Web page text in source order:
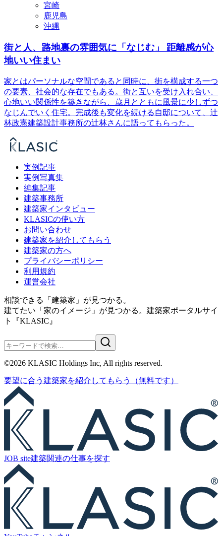
宮崎
鹿児島
沖縄
街と人、路地裏の雰囲気に「なじむ」 距離感が心
地いい住まい
家とはパーソナルな空間であると同時に、街を構成する一つ
の要素、社会的な存在でもある。街と互いを受け入れ合い、
心地いい関係性を築きながら、歳月とともに風景に少しずつ
なじんでいく住宅。完成後も変化を続ける自邸について、辻
林政憲建築設計事務所の辻林さんに語ってもらった。
実例記事
実例写真集
編集記事
建築事務所
建築家インタビュー
KLASICの使い方
お問い合わせ
建築家を紹介してもらう
建築家の方へ
プライバシーポリシー
利用規約
運営会社
相談できる「建築家」が見つかる。
建てたい「家のイメージ」が見つかる。 建築家ポータルサイ
ト『KLASIC』
©2026 KLASIC Holdings Inc, All rights reserved.
要望に合う 建築家を紹介 してもらう （無料です）
JOB site建築関連の仕事を探す